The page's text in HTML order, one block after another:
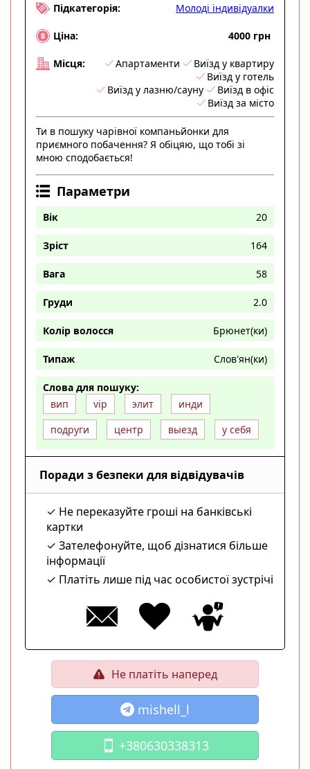
Підкатегорія: Молоді індивідуалки
Ціна: 4000 грн
Місця: Апартаменти
Виїзд у квартиру
Виїзд у готель
Виїзд у лазню/сауну
Виїзд в офіс
Виїзд за місто
Ти в пошуку чарівної компаньйонки для
приємного побачення? Я обіцяю, що тобі зі
мною сподобається!
Параметри
Вік 20
Зріст 164
Вага 58
Груди 2.0
Колір волосся Брюнет(ки)
Типаж Слов'ян(ки)
Слова для пошуку:
вип
vip элит
инди
подруги
центр выезд у себя
Поради з безпеки для відвідувачів
Не переказуйте гроші на банківські
картки
Зателефонуйте, щоб дізнатися більше
інформації
Платіть лише під час особистої зустрічі
Не платіть наперед
mishell_l
+380630338313